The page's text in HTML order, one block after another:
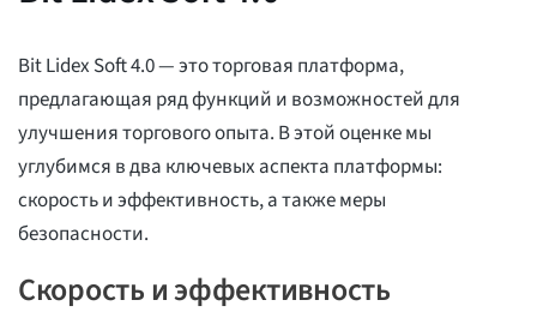
Bit Lidex Soft 4.0 — это торговая платформа,
предлагающая ряд функций и возможностей для
улучшения торгового опыта. В этой оценке мы
углубимся в два ключевых аспекта платформы:
скорость и эффективность, а также меры
безопасности.
Скорость и эффективность